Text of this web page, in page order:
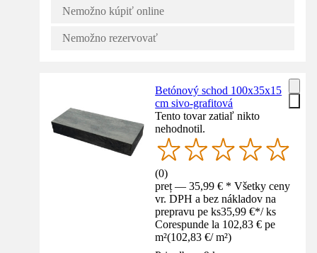
Nemožno kúpiť online
Nemožno rezervovať
Betónový schod 100x35x15
cm sivo-grafitová
Tento tovar zatiaľ nikto
nehodnotil.
(0)
preț — 35,99 € * Všetky ceny
vr. DPH a bez nákladov na
prepravu pe ks35,99 €*/ ks
Corespunde la 102,83 € pe
m²(102,83 €/ m²)